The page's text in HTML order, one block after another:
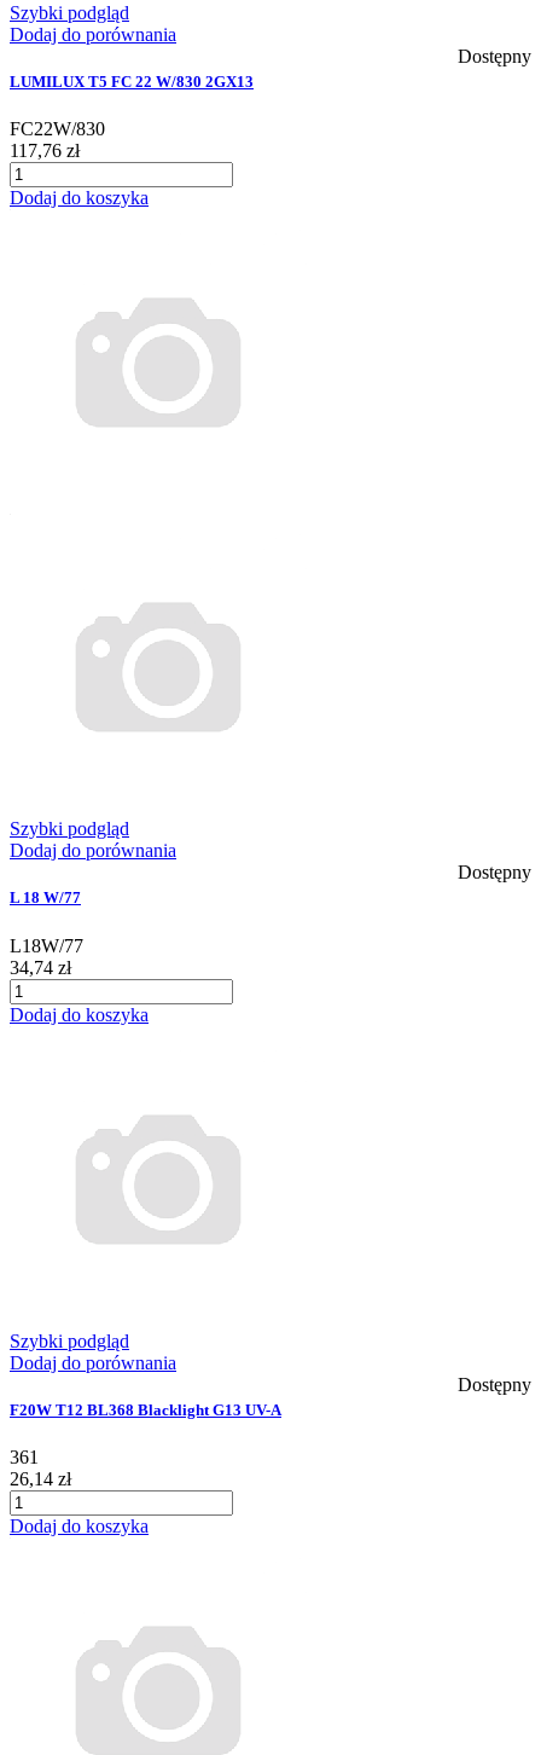
Szybki podgląd
Dodaj do porównania
Dostępny
LUMILUX T5 FC 22 W/830 2GX13
FC22W/830
117,76 zł
Dodaj do koszyka
Szybki podgląd
Dodaj do porównania
Dostępny
L 18 W/77
L18W/77
34,74 zł
Dodaj do koszyka
Szybki podgląd
Dodaj do porównania
Dostępny
F20W T12 BL368 Blacklight G13 UV-A
361
26,14 zł
Dodaj do koszyka